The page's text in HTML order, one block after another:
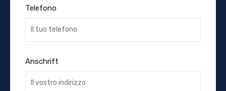
Telefono
Anschrift